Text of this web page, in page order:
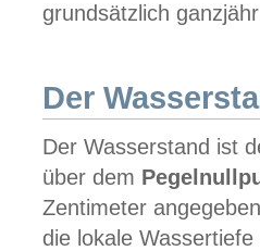
grundsätzlich
Der
Der Wasserstand ist
über dem
Zentimeter
die lokale